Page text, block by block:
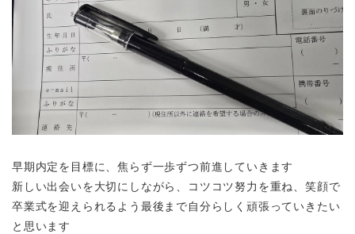
早期内定を目標に、焦らず一歩ずつ前進していきます
新しい出会いを大切にしながら、コツコツ努力を重ね、笑顔で
卒業式を迎えられるよう最後まで自分らしく頑張っていきたい
と思います